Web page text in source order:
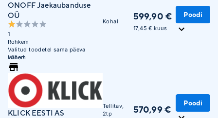
ONOFF Jaekaubanduse
OÜ
1
Rohkem
Valitud toodetel sama päeva
kuller!
Vähem
Kohal 599,90 €
17,45 € kuus
Poodi
KLICK EESTI AS
Tellitav,
2tp
570,99 €
Poodi